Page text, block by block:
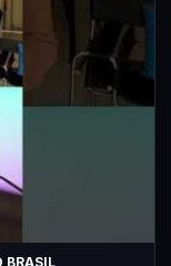
BRASIL